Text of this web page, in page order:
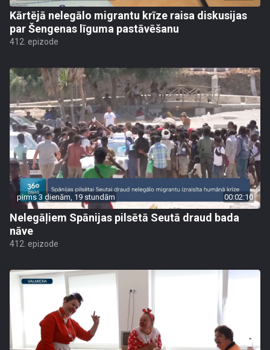
Kārtējā nelegālo migrantu krīze raisa diskusijas
par Šengenas līguma pastāvēšanu
412. epizode
pirms 3 dienām, 19 stundām 00:02:10
Nelegāļiem Spānijas pilsētā Seutā draud bada
nāve
412. epizode